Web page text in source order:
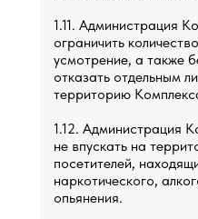
1.11. Администрация
ограничить
усмотрение, а также
отказать отдельным
территорию
1.12. Администрация
не впускать на
посетителей,
наркотического,
опьянения.